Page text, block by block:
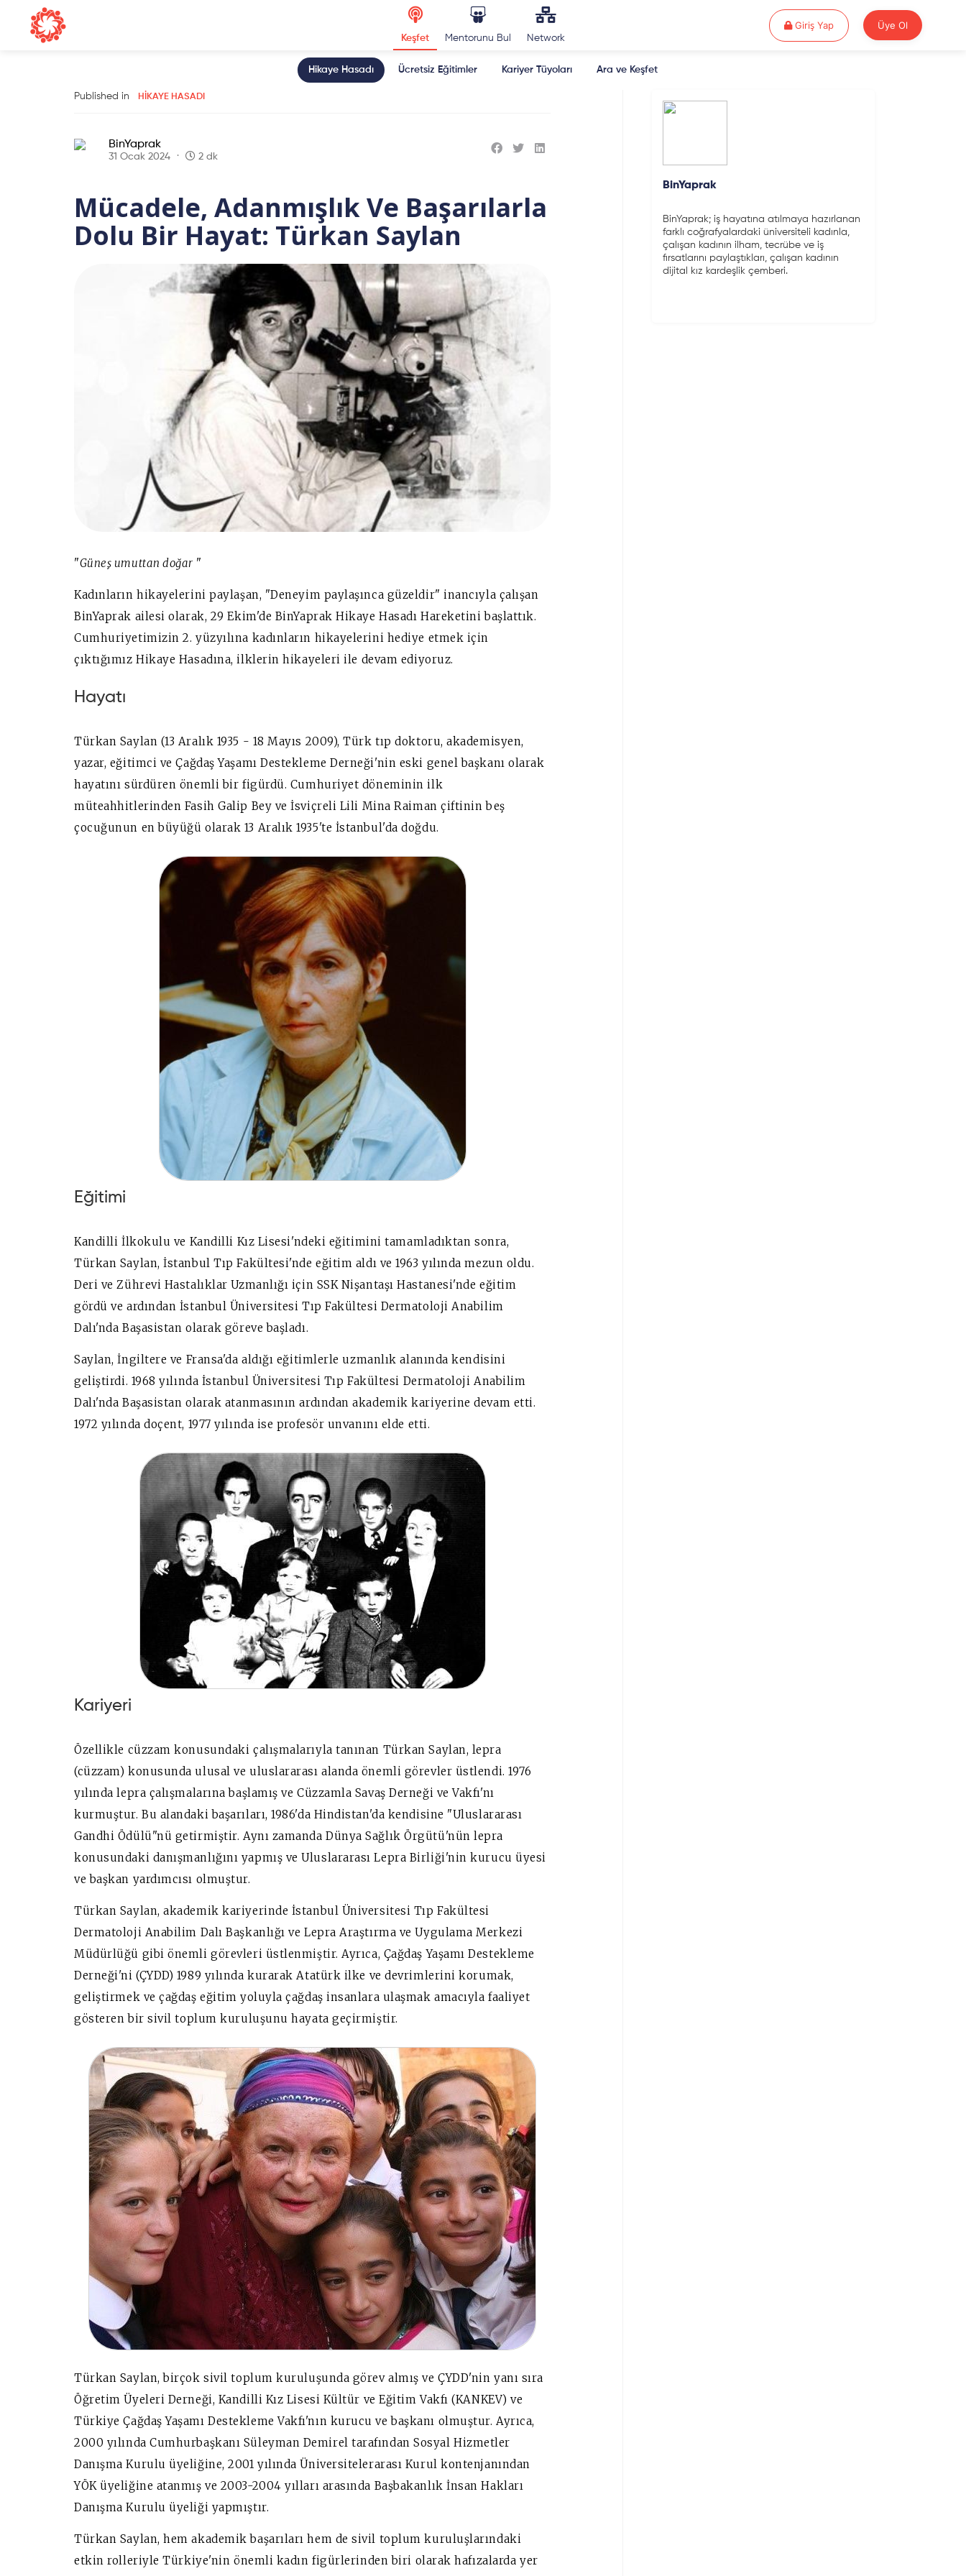
Keşfet Mentorunu Bul Network
Giriş YapGiriş Yap Üye Ol
Hikaye Hasadı Ücretsiz Eğitimler Kariyer Tüyoları Ara ve Keşfet
Published in HIKAYE HASADI
BinYaprak
31 Ocak 2024 2 dk
Mücadele, Adanmışlık Ve Başarılarla
Dolu Bir Hayat: Türkan Saylan
"Güneş umuttan doğar "
Kadınların hikayelerini paylaşan, "Deneyim paylaşınca güzeldir" inancıyla çalışan
BinYaprak ailesi olarak, 29 Ekim'de BinYaprak Hikaye Hasadı Hareketini başlattık.
Cumhuriyetimizin 2. yüzyılına kadınların hikayelerini hediye etmek için
çıktığımız Hikaye Hasadına, ilklerin hikayeleri ile devam ediyoruz.
Hayatı
Türkan Saylan (13 Aralık 1935 - 18 Mayıs 2009), Türk tıp doktoru, akademisyen,
yazar, eğitimci ve Çağdaş Yaşamı Destekleme Derneği'nin eski genel başkanı olarak
hayatını sürdüren önemli bir figürdü. Cumhuriyet döneminin ilk
müteahhitlerinden Fasih Galip Bey ve İsviçreli Lili Mina Raiman çiftinin beş
çocuğunun en büyüğü olarak 13 Aralık 1935'te İstanbul'da doğdu.
Eğitimi
Kandilli İlkokulu ve Kandilli Kız Lisesi'ndeki eğitimini tamamladıktan sonra,
Türkan Saylan, İstanbul Tıp Fakültesi'nde eğitim aldı ve 1963 yılında mezun oldu.
Deri ve Zührevi Hastalıklar Uzmanlığı için SSK Nişantaşı Hastanesi'nde eğitim
gördü ve ardından İstanbul Üniversitesi Tıp Fakültesi Dermatoloji Anabilim
Dalı'nda Başasistan olarak göreve başladı.
Saylan, İngiltere ve Fransa'da aldığı eğitimlerle uzmanlık alanında kendisini
geliştirdi. 1968 yılında İstanbul Üniversitesi Tıp Fakültesi Dermatoloji Anabilim
Dalı'nda Başasistan olarak atanmasının ardından akademik kariyerine devam etti.
1972 yılında doçent, 1977 yılında ise profesör unvanını elde etti.
Kariyeri
Özellikle cüzzam konusundaki çalışmalarıyla tanınan Türkan Saylan, lepra
(cüzzam) konusunda ulusal ve uluslararası alanda önemli görevler üstlendi. 1976
yılında lepra çalışmalarına başlamış ve Cüzzamla Savaş Derneği ve Vakfı'nı
kurmuştur. Bu alandaki başarıları, 1986'da Hindistan'da kendisine "Uluslararası
Gandhi Ödülü"nü getirmiştir. Aynı zamanda Dünya Sağlık Örgütü'nün lepra
konusundaki danışmanlığını yapmış ve Uluslararası Lepra Birliği'nin kurucu üyesi
ve başkan yardımcısı olmuştur.
Türkan Saylan, akademik kariyerinde İstanbul Üniversitesi Tıp Fakültesi
Dermatoloji Anabilim Dalı Başkanlığı ve Lepra Araştırma ve Uygulama Merkezi
Müdürlüğü gibi önemli görevleri üstlenmiştir. Ayrıca, Çağdaş Yaşamı Destekleme
Derneği'ni (ÇYDD) 1989 yılında kurarak Atatürk ilke ve devrimlerini korumak,
geliştirmek ve çağdaş eğitim yoluyla çağdaş insanlara ulaşmak amacıyla faaliyet
gösteren bir sivil toplum kuruluşunu hayata geçirmiştir.
Türkan Saylan, birçok sivil toplum kuruluşunda görev almış ve ÇYDD'nin yanı sıra
Öğretim Üyeleri Derneği, Kandilli Kız Lisesi Kültür ve Eğitim Vakfı (KANKEV) ve
Türkiye Çağdaş Yaşamı Destekleme Vakfı'nın kurucu ve başkanı olmuştur. Ayrıca,
2000 yılında Cumhurbaşkanı Süleyman Demirel tarafından Sosyal Hizmetler
Danışma Kurulu üyeliğine, 2001 yılında Üniversitelerarası Kurul kontenjanından
YÖK üyeliğine atanmış ve 2003-2004 yılları arasında Başbakanlık İnsan Hakları
Danışma Kurulu üyeliği yapmıştır.
Türkan Saylan, hem akademik başarıları hem de sivil toplum kuruluşlarındaki
etkin rolleriyle Türkiye'nin önemli kadın figürlerinden biri olarak hafızalarda yer
BinYaprak
BinYaprak; iş hayatına atılmaya hazırlanan
farklı coğrafyalardaki üniversiteli kadınla,
çalışan kadının ilham, tecrübe ve iş
fırsatlarını paylaştıkları, çalışan kadının
dijital kız kardeşlik çemberi.